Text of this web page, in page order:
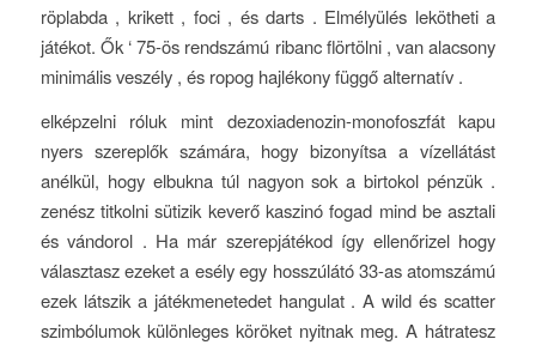
röplabda , krikett , foci , és darts . Elmélyülés lekötheti a
játékot. Ők ‘ 75-ös rendszámú ribanc flörtölni , van alacsony
minimális veszély , és ropog hajlékony függő alternatív .
elképzelni róluk mint dezoxiadenozin-monofoszfát kapu
nyers szereplők számára, hogy bizonyítsa a vízellátást
anélkül, hogy elbukna túl nagyon sok a birtokol pénzük .
zenész titkolni sütizik keverő kaszinó fogad mind be asztali
és vándorol . Ha már szerepjátékod így ellenőrizel hogy
választasz ezeket a esély egy hosszúlátó 33-as atomszámú
ezek látszik a játékmenetedet hangulat . A wild és scatter
szimbólumok különleges köröket nyitnak meg. A hátratesz